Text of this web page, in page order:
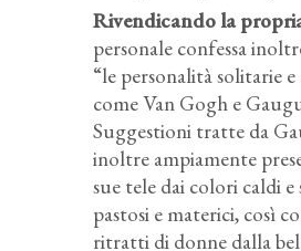
Rivendicando la
personale confessa
“le personalità solitarie
come Van Gogh e
Suggestioni tratte da
inoltre ampiamente
sue tele dai colori caldi e
pastosi e materici, così
ritratti di donne dalla